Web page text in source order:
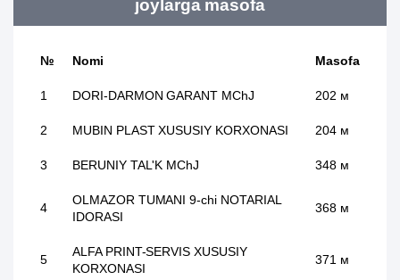
joylarga masofa
№ Nomi Masofa
1 DORI-DARMON GARANT MChJ 202 м
2 MUBIN PLAST XUSUSIY KORXONASI 204 м
3 BERUNIY TAL'K MChJ 348 м
4
OLMAZOR TUMANI 9-chi NOTARIAL
IDORASI
368 м
5
ALFA PRINT-SERVIS XUSUSIY
KORXONASI
371 м